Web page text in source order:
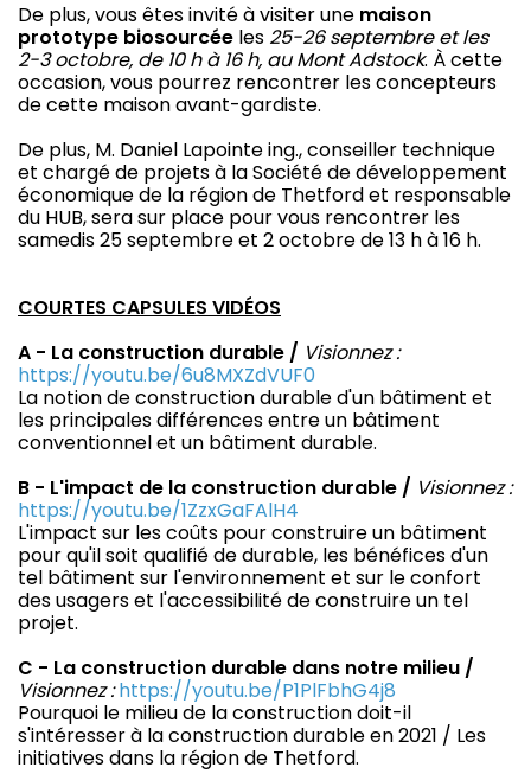
De plus, vous êtes invité à visiter une maison
prototype biosourcée les 25-26 septembre et les
2-3 octobre, de 10 h à 16 h, au Mont Adstock. À cette
occasion, vous pourrez rencontrer les concepteurs
de cette maison avant-gardiste.
De plus, M. Daniel Lapointe ing., conseiller technique
et chargé de projets à la Société de développement
économique de la région de Thetford et responsable
du HUB, sera sur place pour vous rencontrer les
samedis 25 septembre et 2 octobre de 13 h à 16 h.
COURTES CAPSULES VIDÉOS
A - La construction durable / Visionnez :
https://youtu.be/6u8MXZdVUF0
La notion de construction durable d'un bâtiment et
les principales différences entre un bâtiment
conventionnel et un bâtiment durable.
B - L'impact de la construction durable / Visionnez :
https://youtu.be/1ZzxGaFAlH4
L'impact sur les coûts pour construire un bâtiment
pour qu'il soit qualifié de durable, les bénéfices d'un
tel bâtiment sur l'environnement et sur le confort
des usagers et l'accessibilité de construire un tel
projet.
C - La construction durable dans notre milieu /
Visionnez :https://youtu.be/P1PlFbhG4j8
Pourquoi le milieu de la construction doit-il
s'intéresser à la construction durable en 2021 / Les
initiatives dans la région de Thetford.